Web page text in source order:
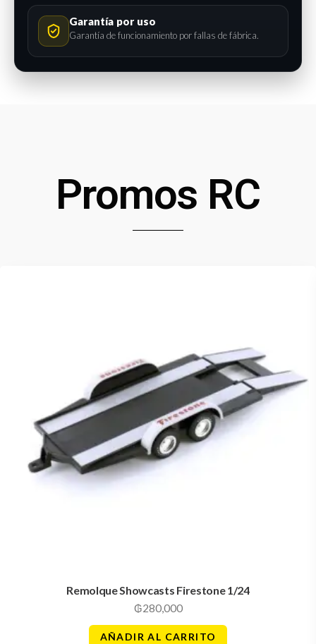
Garantía por uso
Garantía de funcionamiento por fallas de fábrica.
Promos RC
Remolque Showcasts Firestone 1/24
₲280,000
AÑADIR AL CARRITO